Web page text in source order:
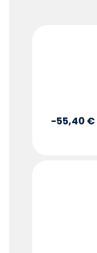
-55,40 €